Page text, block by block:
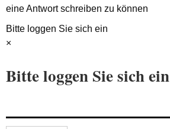
eine Antwort schreiben zu können
Bitte loggen Sie sich ein
×
Bitte loggen Sie sich ein